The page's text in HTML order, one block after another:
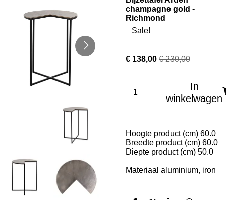
champagne gold -
Richmond
Sale!
€ 138,00 € 230,00
In
winkelwagen
Hoogte product (cm) 60.0
Breedte product (cm) 60.0
Diepte product (cm) 50.0
Materiaal aluminium, iron